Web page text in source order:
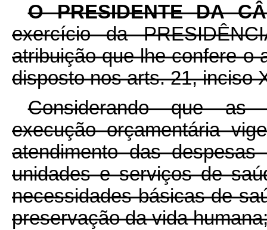
O PRESIDENTE DA
exercício da
atribuição que lhe confere o
disposto nos arts. 21, inciso
Considerando que as
execução orçamentária
atendimento das
unidades e serviços de
necessidades básicas de
preservação da vida